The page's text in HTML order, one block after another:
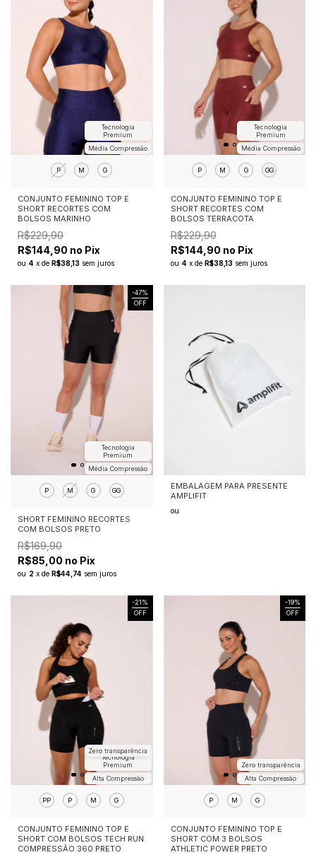
Média Compressão
Tecnologia
Premium
P M G
CONJUNTO FEMININO TOP E
SHORT RECORTES COM
BOLSOS MARINHO
R$229,90
R$144,90 no Pix
ou 4 x de R$38,13 sem juros
Média Compressão
Tecnologia
Premium
P M G GG
CONJUNTO FEMININO TOP E
SHORT RECORTES COM
BOLSOS TERRACOTA
R$229,90
R$144,90 no Pix
ou 4 x de R$38,13 sem juros
-47%
OFF
Média Compressão
Tecnologia
Premium
P M G GG
SHORT FEMININO RECORTES
COM BOLSOS PRETO
R$169,90
R$85,00 no Pix
ou 2 x de R$44,74 sem juros
EMBALAGEM PARA PRESENTE
AMPLIFIT
ou
-21%
OFF
Alta Compressão
Tecnologia
Premium
Zero transparência
PP P M G
CONJUNTO FEMININO TOP E
SHORT COM BOLSOS TECH RUN
COMPRESSÃO 360 PRETO
-19%
OFF
Alta Compressão
Zero transparência
P M G
CONJUNTO FEMININO TOP E
SHORT COM 3 BOLSOS
ATHLETIC POWER PRETO